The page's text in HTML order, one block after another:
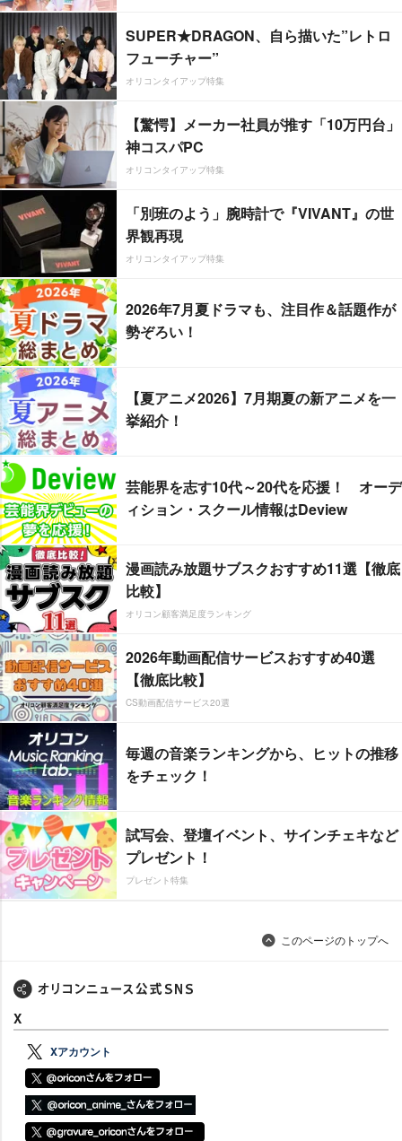
SUPER★DRAGON、自ら描いた”レトロ
フューチャー”
オリコンタイアップ特集
【驚愕】メーカー社員が推す「10万円台」
神コスパPC
オリコンタイアップ特集
「別班のよう」腕時計で『VIVANT』の世
界観再現
オリコンタイアップ特集
2026年7月夏ドラマも、注目作＆話題作が
勢ぞろい！
【夏アニメ2026】7月期夏の新アニメを一
挙紹介！
芸能界を志す10代～20代を応援！ オーデ
ィション・スクール情報はDeview
漫画読み放題サブスクおすすめ11選【徹底
比較】
オリコン顧客満足度ランキング
2026年動画配信サービスおすすめ40選
【徹底比較】
CS動画配信サービス20選
毎週の音楽ランキングから、ヒットの推移
をチェック！
試写会、登壇イベント、サインチェキなど
プレゼント！
プレゼント特集
このページのトップへ
X
Xアカウント